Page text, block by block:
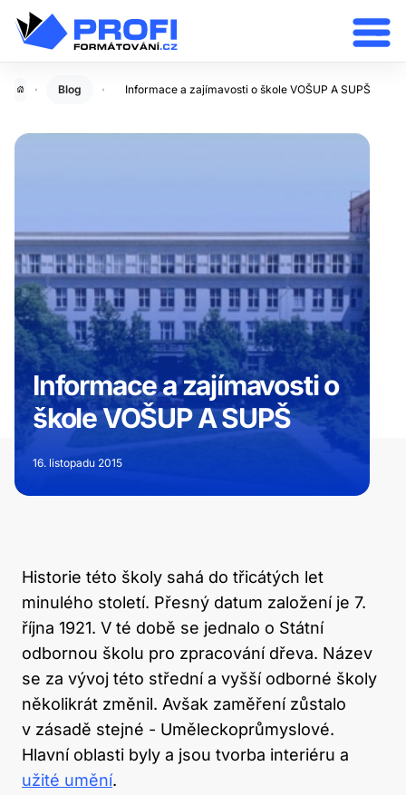
Blog Informace a zajímavosti o škole VOŠUP A SUPŠ
Informace a zajímavosti o
škole VOŠUP A SUPŠ
16. listopadu 2015
Historie této školy sahá do třicátých let
minulého století. Přesný datum založení je 7.
října 1921. V té době se jednalo o Státní
odbornou školu pro zpracování dřeva. Název
se za vývoj této střední a vyšší odborné školy
několikrát změnil. Avšak zaměření zůstalo
v zásadě stejné - Uměleckoprůmyslové.
Hlavní oblasti byly a jsou tvorba interiéru a
užité umění.